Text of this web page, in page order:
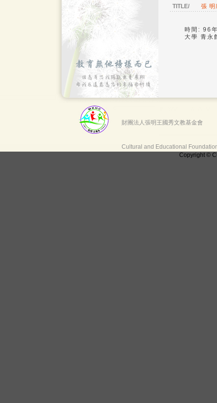
TITLE/ 張 明
時間: 96
大學 青永
財團法人張明王國秀文教基金會
Cultural and Educational
Copyright ©